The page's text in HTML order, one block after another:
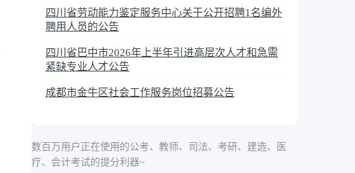
四川省劳动能力鉴定服务中心关于公开招聘1名编外
聘用人员的公告
四川省巴中市2026年上半年引进高层次人才和急需
紧缺专业人才公告
成都市金牛区社会工作服务岗位招募公告
数百万用户正在使用的公考、教师、司法、考研、建造、医
疗、会计考试的提分利器~